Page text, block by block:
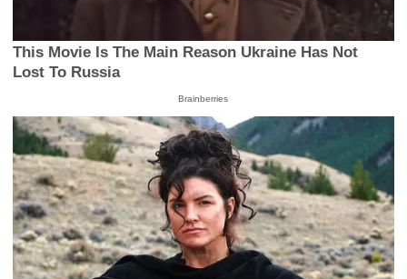
This Movie Is The Main Reason Ukraine Has Not
Lost To Russia
Brainberries